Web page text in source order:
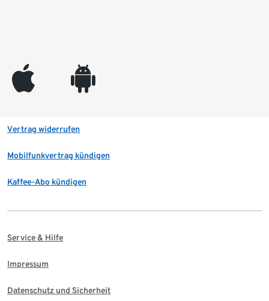
appleinc android
Vertrag widerrufen
Mobilfunkvertrag kündigen
Kaffee-Abo kündigen
Service & Hilfe
Impressum
Datenschutz und Sicherheit